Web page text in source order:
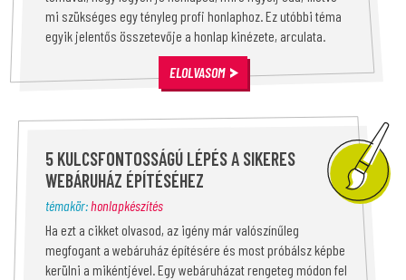
mi szükséges egy tényleg profi honlaphoz. Ez utóbbi téma
egyik jelentős összetevője a honlap kinézete, arculata.
ELOLVASOM
5 KULCSFONTOSSÁGÚ LÉPÉS A SIKERES
WEBÁRUHÁZ ÉPÍTÉSÉHEZ
témakör:honlapkészítés
Ha ezt a cikket olvasod, az igény már valószínűleg
megfogant a webáruház építésére és most próbálsz képbe
kerülni a mikéntjével. Egy webáruházat rengeteg módon fel